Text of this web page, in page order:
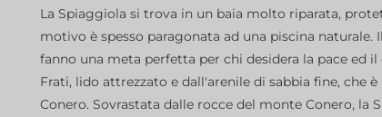
La Spiaggiola si trova in un baia molto riparata,
motivo è spesso paragonata ad una piscina
fanno una meta perfetta per chi desidera la pace ed
Frati, lido attrezzato e dall'arenile di sabbia fine, che
Conero. Sovrastata dalle rocce del monte Conero,